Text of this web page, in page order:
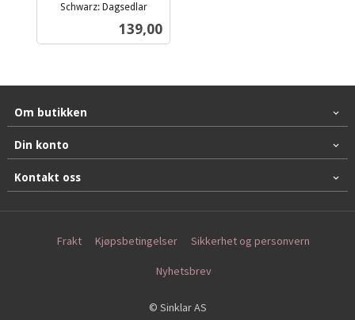
Schwarz: Dagsedlar
Pris
139,00
Om butikken
Din konto
Kontakt oss
Frakt Kjøpsbetingelser Sikkerhet og personvern
Nyhetsbrev
© Sinklar AS